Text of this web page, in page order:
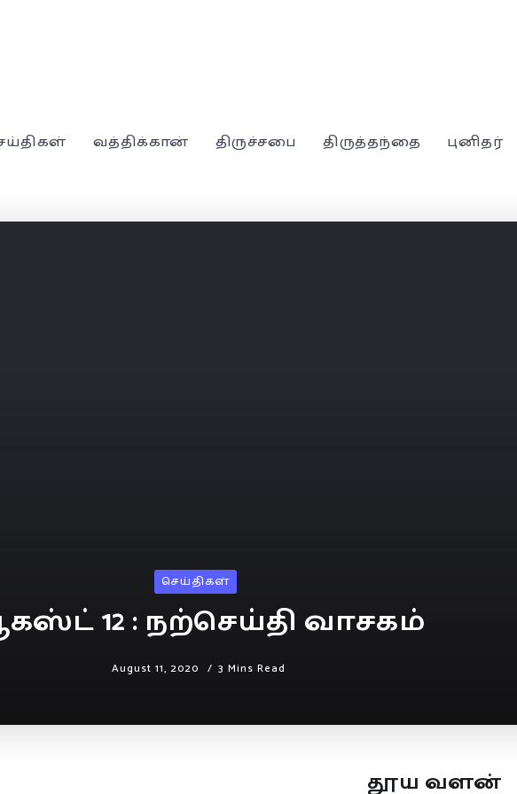
வத்திக்கான் திருச்சபை திருத்தந்தை புனிதர்
செய்திகள்
12 : நற்செய்தி வாசகம்
August 11, 2020 3 Mins Read
தூய வளன்